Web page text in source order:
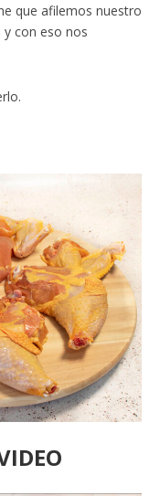
que afilemos nuestro
con eso nos